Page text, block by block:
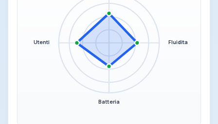
Fluidita
Batteria
Utenti